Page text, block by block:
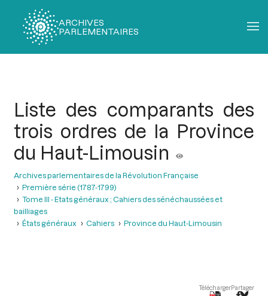
ARCHIVES
PARLEMENTAIRES
Liste des comparants des
trois ordres de la Province
du Haut-Limousin
Archives parlementaires de la Révolution Française
Première série (1787-1799)
Tome III - Etats généraux ; Cahiers des sénéchaussées et
bailliages
États généraux
Cahiers Province du Haut-Limousin
TéléchargerPartager